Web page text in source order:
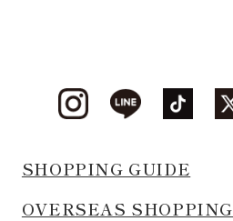
SHOPPING GUIDE
OVERSEAS SHOPPING